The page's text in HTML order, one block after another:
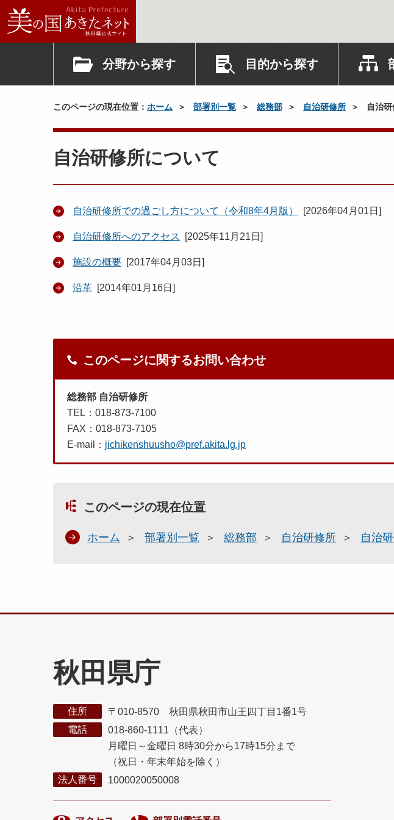
分野から探す 目的から探す
このページの現在位置： ホーム 部署別一覧 総務部 自治研修所 自治
自治研修所について
自治研修所での過ごし方について（令和8年4月版） [2026年04月01日 ]
自治研修所へのアクセス [2025年11月21日 ]
施設の概要 [2017年04月03日 ]
沿革 [2014年01月16日 ]
このページに関するお問い合わせ
総務部 自治研修所
TEL：018-873-7100
FAX：018-873-7105
E-mail： jichikenshuusho@pref.akita.lg.jp
このページの現在位置
ホーム 部署別一覧 総務部 自治研修所 自治
秋田県庁
住所
〒010-8570 秋田県秋田市山王四丁目1番1号
電話
018-860-1111（代表）
月曜日～金曜日 8時30分から17時15分まで
（祝日・年末年始を除く）
法人番号
1000020050008